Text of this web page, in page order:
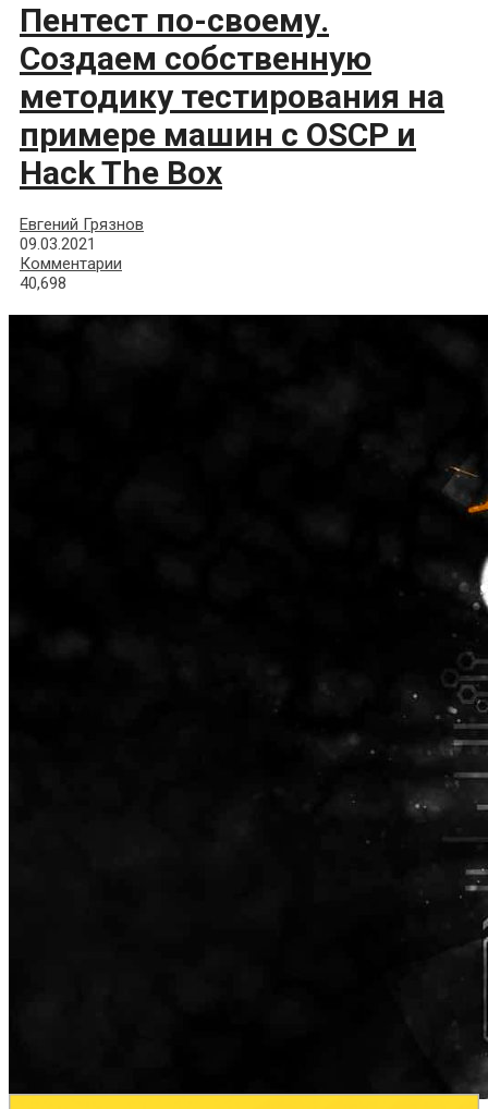
Пентест по-своему.
Создаем собственную
методику тестирования на
примере машин с OSCP и
Hack The Box
Евгений Грязнов
09.03.2021
Комментарии
40,698